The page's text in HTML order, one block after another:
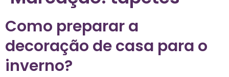
Como preparar a
decoração de casa para o
inverno?